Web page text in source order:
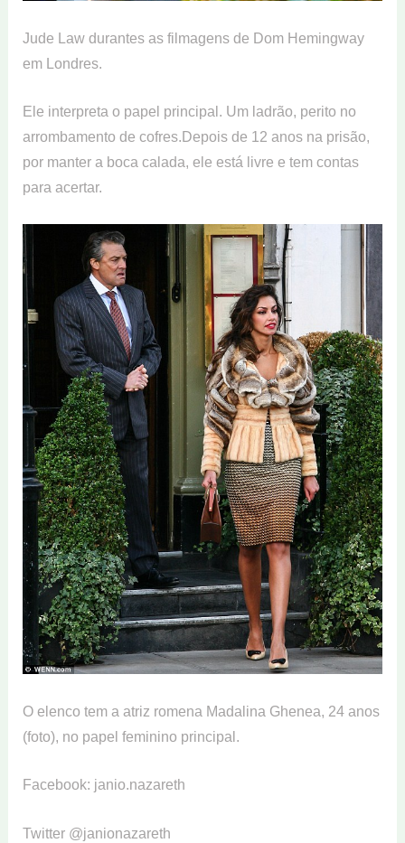
Jude Law durantes as filmagens de Dom Hemingway
em Londres.
Ele interpreta o papel principal. Um ladrão, perito no
arrombamento de cofres.Depois de 12 anos na prisão,
por manter a boca calada, ele está livre e tem contas
para acertar.
O elenco tem a atriz romena Madalina Ghenea, 24 anos
(foto), no papel feminino principal.
Facebook: janio.nazareth
Twitter @janionazareth